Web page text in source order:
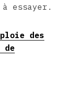
essayer.
des
de